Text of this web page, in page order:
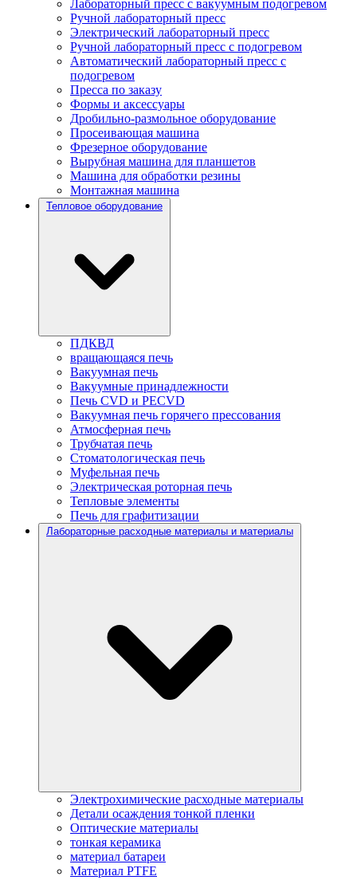
Лабораторный пресс с вакуумным подогревом
Ручной лабораторный пресс
Электрический лабораторный пресс
Ручной лабораторный пресс с подогревом
Автоматический лабораторный пресс с
подогревом
Пресса по заказу
Формы и аксессуары
Дробильно-размольное оборудование
Просеивающая машина
Фрезерное оборудование
Вырубная машина для планшетов
Машина для обработки резины
Монтажная машина
Тепловое оборудование
ПДКВД
вращающаяся печь
Вакуумная печь
Вакуумные принадлежности
Печь CVD и PECVD
Вакуумная печь горячего прессования
Атмосферная печь
Трубчатая печь
Стоматологическая печь
Муфельная печь
Электрическая роторная печь
Тепловые элементы
Печь для графитизации
Лабораторные расходные материалы и материалы
Электрохимические расходные материалы
Детали осаждения тонкой пленки
Оптические материалы
тонкая керамика
материал батареи
Материал PTFE